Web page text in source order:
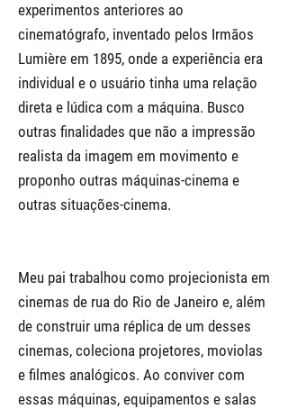
experimentos anteriores ao
cinematógrafo, inventado pelos Irmãos
Lumière em 1895, onde a experiência era
individual e o usuário tinha uma relação
direta e lúdica com a máquina. Busco
outras finalidades que não a impressão
realista da imagem em movimento e
proponho outras máquinas-cinema e
outras situações-cinema.
Meu pai trabalhou como projecionista em
cinemas de rua do Rio de Janeiro e, além
de construir uma réplica de um desses
cinemas, coleciona projetores, moviolas
e filmes analógicos. Ao conviver com
essas máquinas, equipamentos e salas